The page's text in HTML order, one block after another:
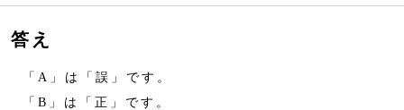
答え
「A」は「誤」です。
「B」は「正」です。